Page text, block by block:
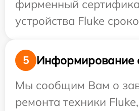
фирменный
устройства Fluke
5
Информирование
Мы сообщим Вам о
ремонта техники